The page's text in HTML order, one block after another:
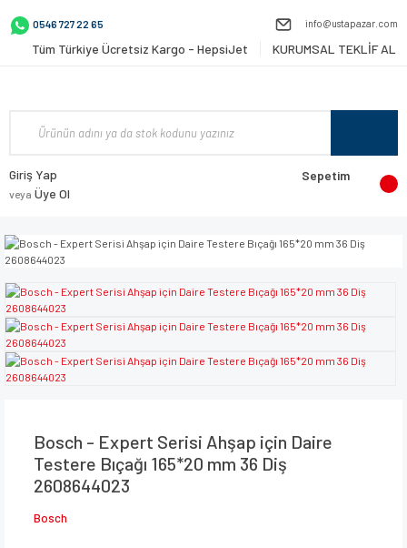
0546 727 22 65 info@ustapazar.com
Tüm Türkiye Ücretsiz Kargo - HepsiJet KURUMSAL TEKLİF AL
Giriş Yap
veya Üye Ol
Sepetim
Bosch - Expert Serisi Ahşap için Daire
Testere Bıçağı 165*20 mm 36 Diş
2608644023
Bosch